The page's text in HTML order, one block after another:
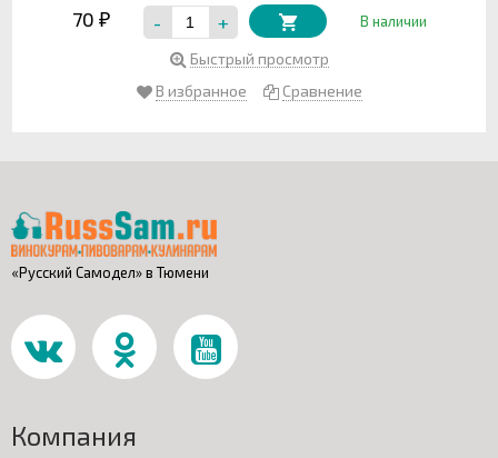
70 ₽ - + В наличии
Быстрый просмотр
В избранное
Сравнение
«Русский Самодел» в Тюмени
Компания